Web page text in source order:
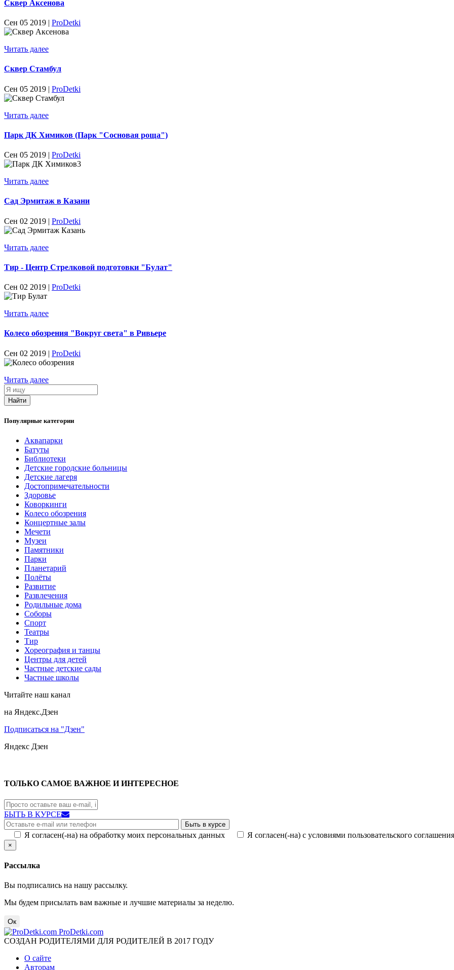
Сквер Аксенова
Сен 05 2019 | ProDetki
Читать далее
Сквер Стамбул
Сен 05 2019 | ProDetki
Читать далее
Парк ДК Химиков (Парк "Сосновая роща")
Сен 05 2019 | ProDetki
Читать далее
Сад Эрмитаж в Казани
Сен 02 2019 | ProDetki
Читать далее
Тир - Центр Стрелковой подготовки "Булат"
Сен 02 2019 | ProDetki
Читать далее
Колесо обозрения "Вокруг света" в Ривьере
Сен 02 2019 | ProDetki
Читать далее
Я
ищу
Найти
Популярные категории
Аквапарки
Батуты
Библиотеки
Детские городские больницы
Детские лагеря
Достопримечательности
Здоровье
Коворкинги
Колесо обозрения
Концертные залы
Мечети
Музеи
Памятники
Парки
Планетарий
Полёты
Развитие
Развлечения
Родильные дома
Соборы
Спорт
Театры
Тир
Хореография и танцы
Центры для детей
Частные детские сады
Частные школы
Читайте наш канал
на Яндекс.Дзен
Подписаться на "Дзен"
Яндекс Дзен
ТОЛЬКО САМОЕ ВАЖНОЕ И ИНТЕРЕСНОЕ
БЫТЬ В КУРСЕ
Я согласен(-на) на обработку моих персональных данных Я согласен(-на) с условиями пользовательского соглашения
×
Рассылка
Вы подписались на нашу рассылку.
Мы будем присылать вам важные и лучшие материалы за неделю.
Ок
ProDetki.com
СОЗДАН РОДИТЕЛЯМИ ДЛЯ РОДИТЕЛЕЙ В 2017 ГОДУ
О сайте
Авторам